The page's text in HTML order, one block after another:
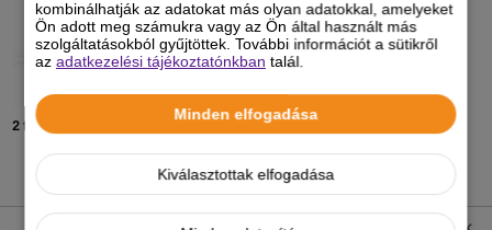
kombinálhatják az adatokat más olyan adatokkal, amelyeket
Ön adott meg számukra vagy az Ön által használt más
szolgáltatásokból gyűjtöttek. További információt a sütikről
azadatkezelési tájékoztatónkban talál.
Minden elfogadása
Kiválasztottak elfogadása
2 féle kiszerelésben
4 990Ft-tól
-5%